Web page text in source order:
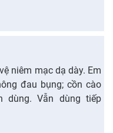
niêm mạc dạ dày. Em
đau bụng; cồn cào
dùng. Vẫn dùng tiếp